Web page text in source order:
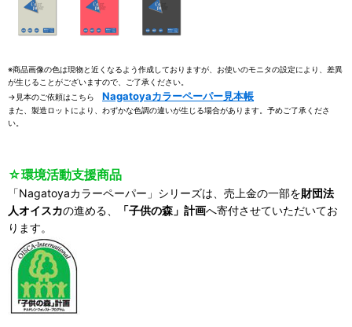
※商品画像の色は現物と近くなるよう作成しておりますが、お使いのモニタの設定により、差異
が生じることがございますので、ご了承ください。
→見本のご依頼はこちら Nagatoyaカラーペーパー見本帳
また、製造ロットにより、わずかな色調の違いが生じる場合があります。予めご了承くださ
い。
☆環境活動支援商品
「Nagatoyaカラーペーパー」シリーズは、売上金の一部を財団法
人オイスカの進める、 「子供の森」計画へ寄付させていただいてお
ります。